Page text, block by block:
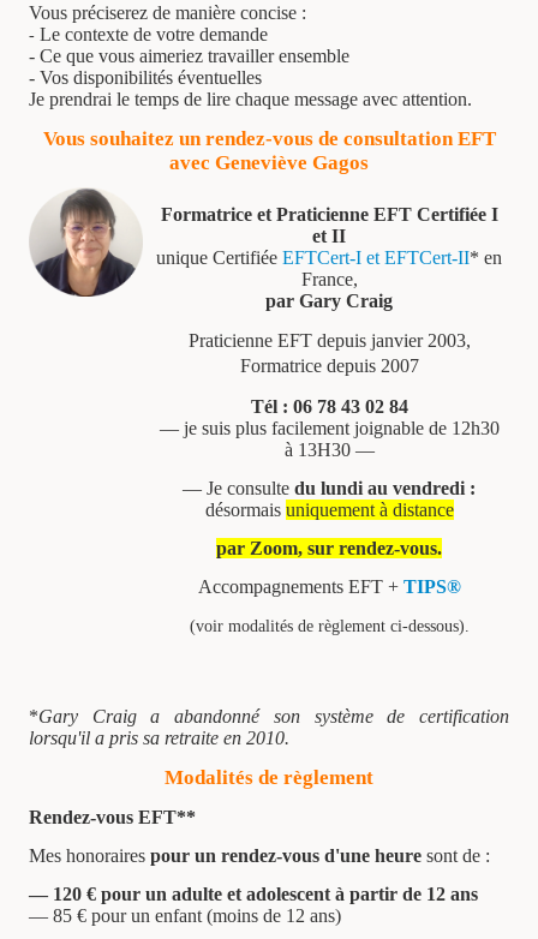
Vous préciserez de manière concise :
- Le contexte de votre demande
- Ce que vous aimeriez travailler ensemble
- Vos disponibilités éventuelles
Je prendrai le temps de lire chaque message avec attention.
Vous souhaitez un rendez-vous de consultation EFT
avec Geneviève Gagos
Formatrice et Praticienne EFT Certifiée I
et II
unique Certifiée EFTCert-I et EFTCert-II* en
France,
par Gary Craig
Praticienne EFT depuis janvier 2003,
Formatrice depuis 2007
Tél : 06 78 43 02 84
— je suis plus facilement joignable de 12h30
à 13H30 —
— Je consulte du lundi au vendredi :
désormais uniquement à distance
par Zoom, sur rendez-vous.
Accompagnements EFT + TIPS®
(voir modalités de règlement ci-dessous).
*Gary Craig a abandonné son système de certification
lorsqu'il a pris sa retraite en 2010.
Modalités de règlement
Rendez-vous EFT**
Mes honoraires pour un rendez-vous d'une heure sont de :
— 120 € pour un adulte et adolescent à partir de 12 ans
— 85 € pour un enfant (moins de 12 ans)